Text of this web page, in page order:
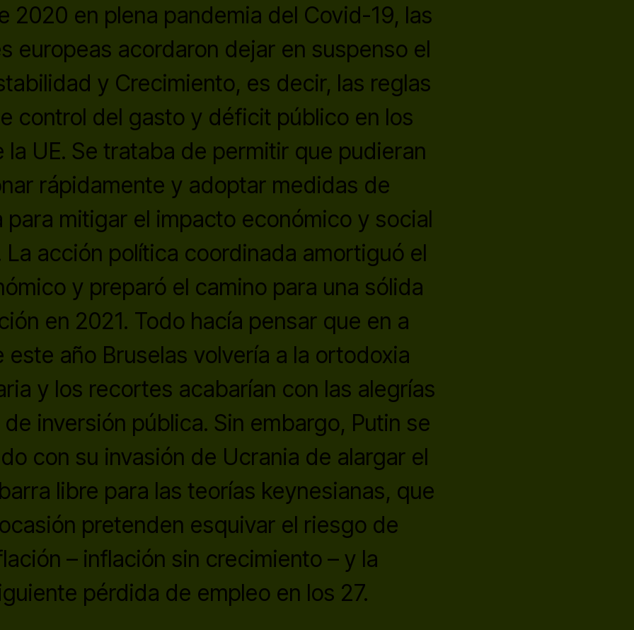
2020 en plena pandemia del Covid-19, las
europeas acordaron dejar en suspenso el
y Crecimiento, es decir, las reglas
control del gasto y déficit público en los
la UE. Se trataba de permitir que pudieran
rápidamente y adoptar medidas de
para mitigar el impacto económico y social
La acción política coordinada amortiguó el
y preparó el camino para una sólida
en 2021. Todo hacía pensar que en a
este año Bruselas volvería a la ortodoxia
y los recortes acabarían con las alegrías
inversión pública. Sin embargo, Putin se
con su invasión de Ucrania de alargar el
libre para las teorías keynesianas, que
pretenden esquivar el riesgo de
– inflación sin crecimiento – y la
pérdida de empleo en los 27.